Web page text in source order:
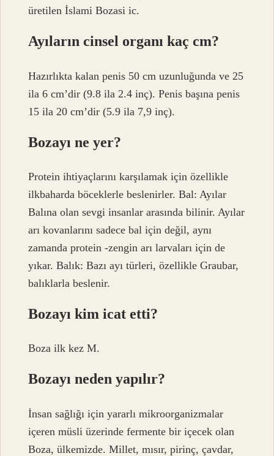
üretilen İslami Bozasi ic.
Ayıların cinsel organı kaç cm?
Hazırlıkta kalan penis 50 cm uzunluğunda ve 25
ila 6 cm’dir (9.8 ila 2.4 inç). Penis başına penis
15 ila 20 cm’dir (5.9 ila 7,9 inç).
Bozayı ne yer?
Protein ihtiyaçlarını karşılamak için özellikle
ilkbaharda böceklerle beslenirler. Bal: Ayılar
Balına olan sevgi insanlar arasında bilinir. Ayılar
arı kovanlarını sadece bal için değil, aynı
zamanda protein -zengin arı larvaları için de
yıkar. Balık: Bazı ayı türleri, özellikle Graubar,
balıklarla beslenir.
Bozayı kim icat etti?
Boza ilk kez M.
Bozayı neden yapılır?
İnsan sağlığı için yararlı mikroorganizmalar
içeren müsli üzerinde fermente bir içecek olan
Boza, ülkemizde. Millet, mısır, pirinç, çavdar,